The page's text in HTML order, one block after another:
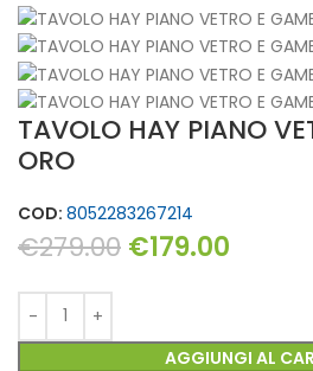
TAVOLO HAY PIANO
ORO
COD: 8052283267214
€279.00 €179.00
AGGIUNGI AL